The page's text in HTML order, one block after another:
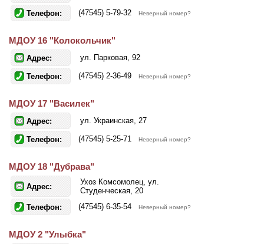
Телефон: (47545) 5-79-32 Неверный номер?
МДОУ 16 "Колокольчик"
Адрес: ул. Парковая, 92
Телефон: (47545) 2-36-49 Неверный номер?
МДОУ 17 "Василек"
Адрес: ул. Украинская, 27
Телефон: (47545) 5-25-71 Неверный номер?
МДОУ 18 "Дубрава"
Адрес:
Ухоз Комсомолец, ул.
Студенческая, 20
Телефон:
(47545) 6-35-54 Неверный номер?
МДОУ 2 "Улыбка"